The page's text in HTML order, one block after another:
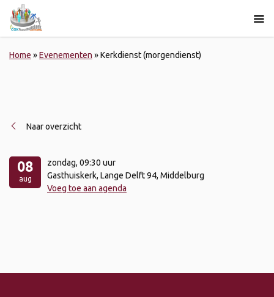
Home »Evenementen »Kerkdienst (morgendienst)
Naar overzicht
08
aug
zondag, 09:30 uur
Gasthuiskerk, Lange Delft 94, Middelburg
Voeg toe aan agenda